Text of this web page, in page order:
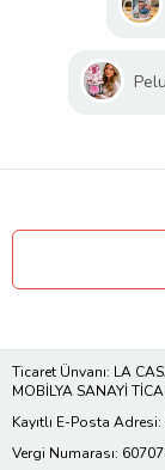
Ticaret Ünvanı: LA
MOBİLYA SANAYİ
Kayıtlı E-Posta Adresi:
Vergi Numarası: